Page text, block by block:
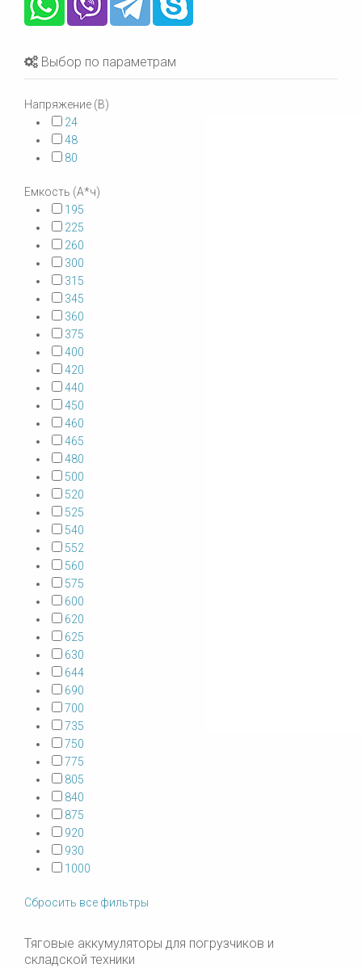
Выбор по параметрам
Напряжение (В)
24
48
80
Емкость (А*ч)
195
225
260
300
315
345
360
375
400
420
440
450
460
465
480
500
520
525
540
552
560
575
600
620
625
630
644
690
700
735
750
775
805
840
875
920
930
1000
Сбросить все фильтры
Тяговые аккумуляторы для погрузчиков и
складской техники